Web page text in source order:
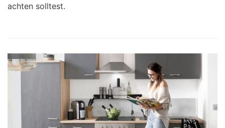
achten solltest.